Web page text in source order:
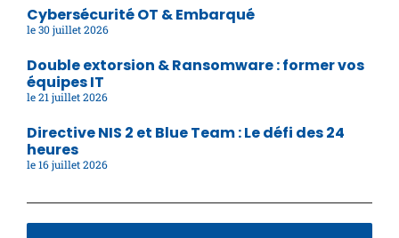
Cybersécurité OT & Embarqué
30 juillet 2026
Double extorsion & Ransomware : former vos
équipes IT
21 juillet 2026
Directive NIS 2 et Blue Team : Le défi des 24
heures
16 juillet 2026